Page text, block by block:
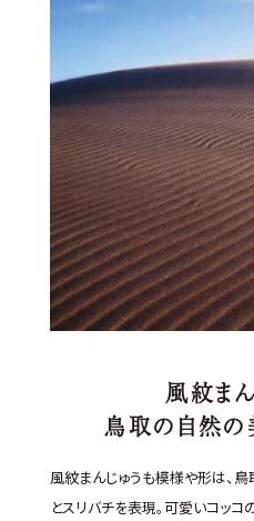
風紋ま
鳥取の自然の
風紋まんじゅうも模様や形は、
とスリバチを表現。可愛いコッ